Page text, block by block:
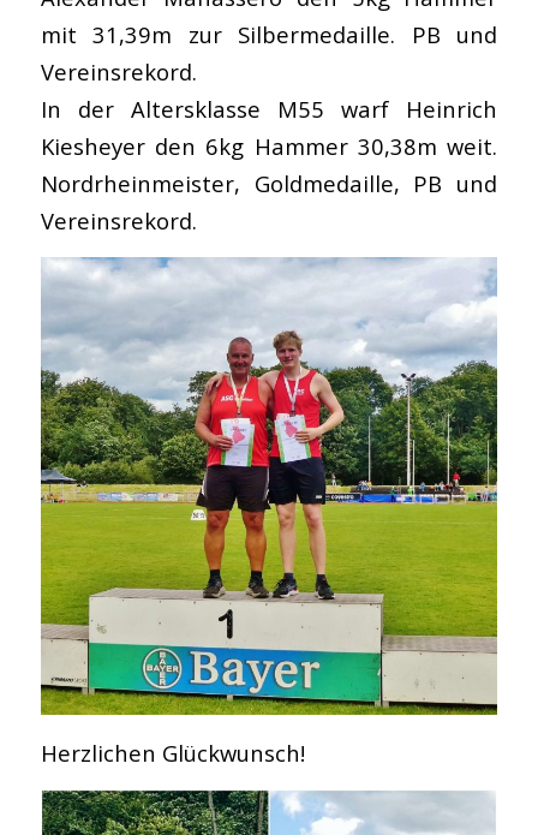
mit 31,39m zur Silbermedaille. PB und
Vereinsrekord.
In der Altersklasse M55 warf Heinrich
Kiesheyer den 6kg Hammer 30,38m weit.
Nordrheinmeister, Goldmedaille, PB und
Vereinsrekord.
Herzlichen Glückwunsch!